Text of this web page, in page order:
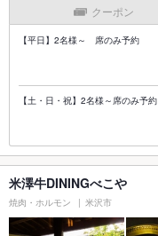
クーポン
【平日】2名様～ 席のみ予約
【土・日・祝】2名様～席のみ予約
米澤牛DININGべこや
焼肉・ホルモン 米沢市